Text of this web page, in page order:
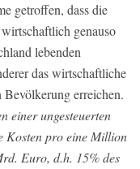
getroffen, dass die
genauso
lebenden
das wirtschaftliche
erreichen.
einer ungesteuerten
Kosten pro eine Million
Euro, d.h. 15% des